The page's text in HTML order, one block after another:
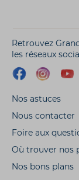
Retrouvez
les réseaux
Nos astuces
Nous contacter
Foire aux
Où trouver nos
Nos bons plans